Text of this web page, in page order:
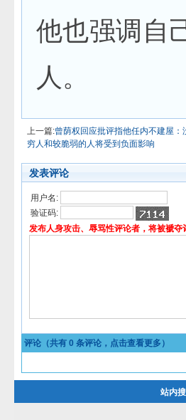
他也强调自
人。
上一篇:曾荫权回应批评指他任内不建屋
穷人和较脆弱的人将受到负面影响
发表评论
用户名:
验证码:
发布人身攻击、辱骂性评论者，将被褫夺
评论（共有 0 条评论，点击查看更多）
站内搜